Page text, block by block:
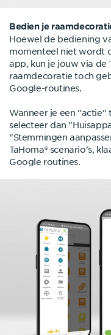
Bedien je
Hoewel de bediening
momenteel niet wordt
app, kun je jouw via de
raamdecoratie toch
Google-routines.
Wanneer je een
selecteer dan
"Stemmingen
TaHoma® scenario's,
Google routines.